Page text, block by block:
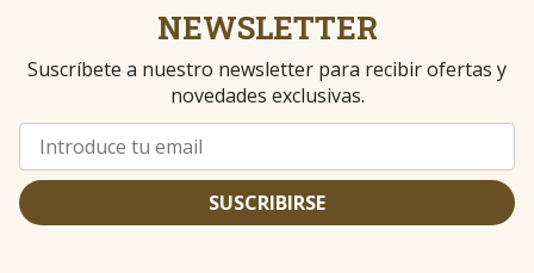
NEWSLETTER
Suscríbete a nuestro newsletter para recibir ofertas y
novedades exclusivas.
SUSCRIBIRSE